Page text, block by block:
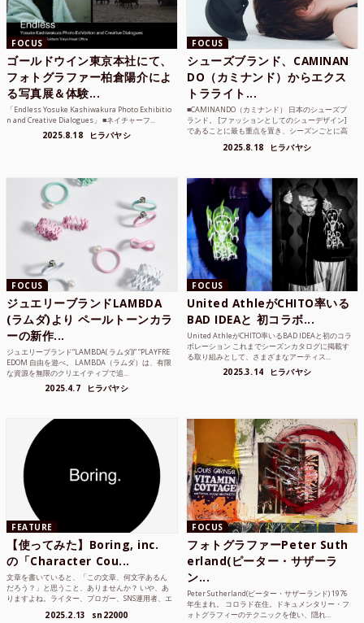
FOCUS
ゴールドウイン東京本社にて、
フォトグラファー柏倉陽介によ
る写真展＆体験...
「Endless Yosuke Kashiwakura Photo Exhibitio
n and Creative Dialogues」 ■ネイチャーフ...
2025.8.18 ヒラバヤシ
FOCUS
シューズブランド、CAMINAN
DO（カミナンド）からエクス
トラライト...
■CAMINANDO（カミナンド） 日本のシューズブ
ランド。 [ファッションとしてのシューデザイン]
であることに最も重点を置き、シーズンごとに高
2025.8.18 ヒラバヤシ
FOCUS
ジュエリーブランドLAMBDA
(ラムダ)より ペールトーンカラ
ーの新作...
ジュエリーブランド“LAMBDA( ラムダ))” “PLAYFRE
EDOM 自由を遊べ。 LAMBDA（ラムダ）は、有限
な資源を無限のクリエイティブで追...
2025.4.7 ヒラバヤシ
FOCUS
United AthleがCHITO率いる
BAD IDEAと 初コラボ...
United AthleがCHITO率いるBAD IDEAと初のコラ
ボレーション これまでシーズンカタログに掲載す
る取り組みとして、さまざまなアーティス...
2025.3.14 ヒラバヤシ
FEATURE
【使ってみた】Boring, inc.
の「Character Cou...
文章を書いていると、「この文章、何文字あるん
だろう？」と思うこと、ありませんか？ いや、あ
りますよね。ライター、ブロガー、SNS運用者、エ
2025.2.13 sn22000
FOCUS
フォトグラファーPeter Suth
erland(ピーター・サザーラ
ン...
Peter Sutherland(ピーター・サザーランド) 1976
年生まれ。 コロラド在住。ドキュメンタリー・フ
ォトグラフィーのテクニックを使い、隠れ...